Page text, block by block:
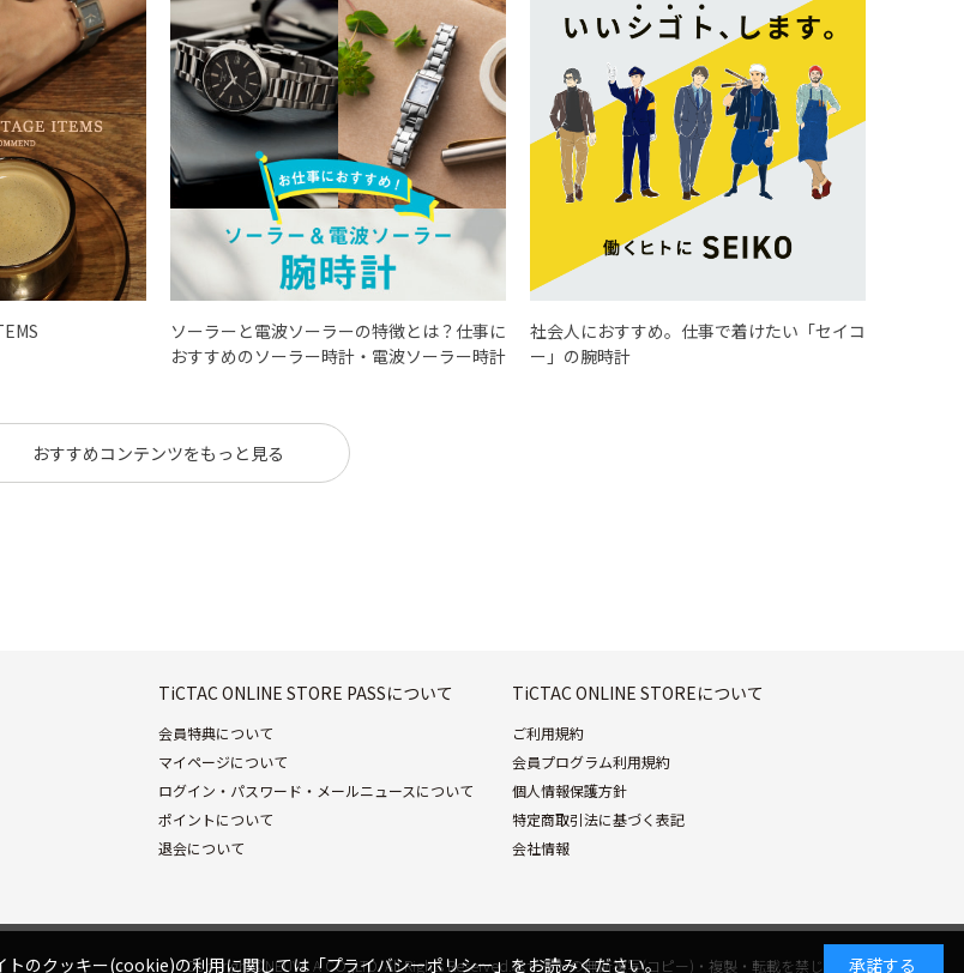
ソーラーと電波ソーラーの特徴とは？仕事に
おすすめのソーラー時計・電波ソーラー時計
社会人におすすめ。仕事で着けたい「セイコ
ー」の腕時計
おすすめコンテンツをもっと見る
TiCTAC ONLINE STORE PASSについて
会員特典について
マイページについて
ログイン・パスワード・メールニュースについて
ポイントについて
退会について
TiCTAC ONLINE STOREについて
ご利用規約
会員プログラム利用規約
個人情報保護方針
特定商取引法に基づく表記
会社情報
Copyright©NEUVE A CO.,LTD. All Rights Reserved.本サイトの無断複写(コピー)・複製・転載を禁じます。
トのクッキー(cookie)の利用に関しては「プライバシーポリシー」をお読みください。 承諾する